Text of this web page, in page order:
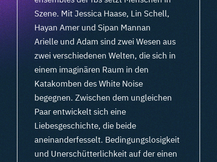
Szene. Mit Jessica Haase, Lin Schell,
Hayan Amer und Sipan Mannan
Arielle und Adam sind zwei Wesen aus
zwei verschiedenen Welten, die sich in
einem imaginären Raum in den
Katakomben des White Noise
begegnen. Zwischen dem ungleichen
Paar entwickelt sich eine
Liebesgeschichte, die beide
aneinanderfesselt. Bedingungslosigkeit
und Unerschütterlichkeit auf der einen